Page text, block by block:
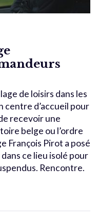
de loisirs dans les
d’accueil pour
recevoir une
belge ou l’ordre
François Pirot a posé
ce lieu isolé pour
Rencontre.